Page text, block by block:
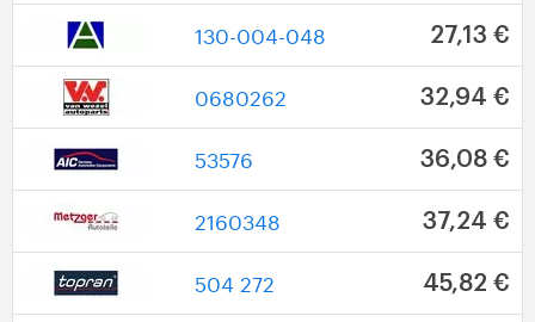
130-004-048 27,13 €
0680262 32,94 €
53576 36,08 €
2160348 37,24 €
504 272 45,82 €